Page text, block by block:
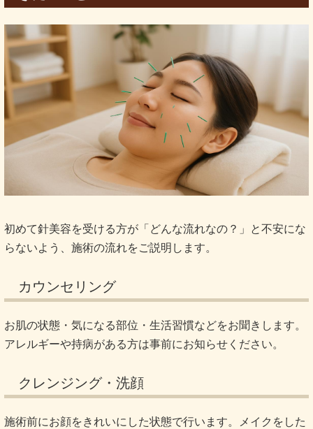
初めて針美容を受ける方が「どんな流れなの？」と不安にな
らないよう、施術の流れをご説明します。
カウンセリング
お肌の状態・気になる部位・生活習慣などをお聞きします。
アレルギーや持病がある方は事前にお知らせください。
クレンジング・洗顔
施術前にお顔をきれいにした状態で行います。メイクをした